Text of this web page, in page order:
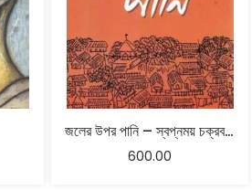
জলের উপর পানি – স্বপ্নময় চক্রবর্তী
600.00